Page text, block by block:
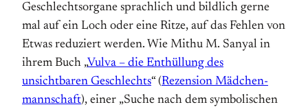
Geschlechtsorgane sprachlich und bildlich gerne
mal auf ein Loch oder eine Ritze, auf das Fehlen von
Etwas reduziert werden. Wie Mithu M. Sanyal in
ihrem Buch „Vulva – die Enthüllung des
unsichtbaren Geschlechts“ (Rezension Mädchen­
mannschaft), einer „Suche nach dem symbolischen